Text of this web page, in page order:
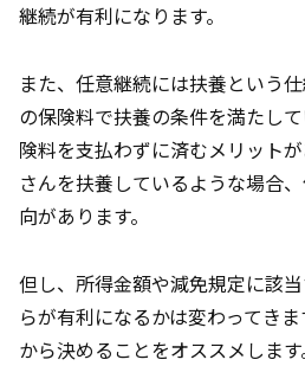
継続が有利になります。
また、任意継続には扶養という
の保険料で扶養の条件を満たし
険料を支払わずに済むメリット
さんを扶養しているような場合
向があります。
但し、所得金額や減免規定に該
らが有利になるかは変わってき
から決めることをオススメします